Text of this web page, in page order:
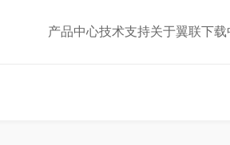
产品中心技术支持关于翼联下载